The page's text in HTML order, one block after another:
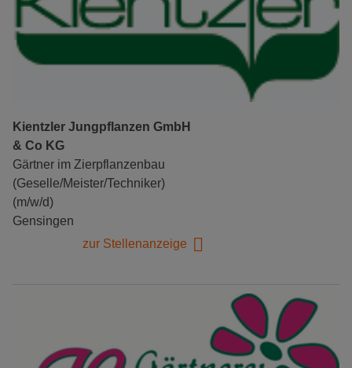
Kientzler Jungpflanzen GmbH
& Co KG
Gärtner im Zierpflanzenbau
(Geselle/Meister/Techniker)
(m/w/d)
Gensingen
zur Stellenanzeige